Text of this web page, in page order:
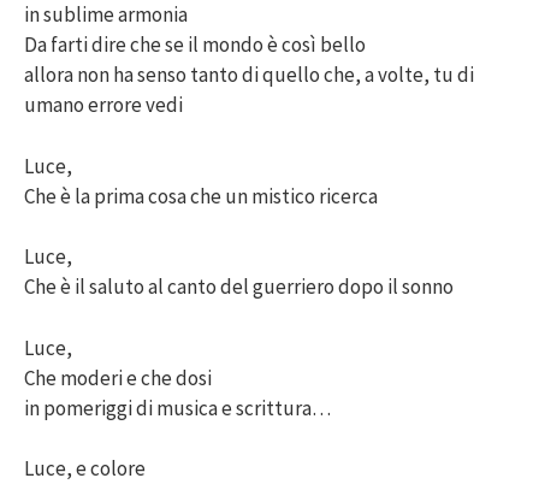
in sublime armonia
Da farti dire che se il mondo è così bello
allora non ha senso tanto di quello che, a volte, tu di
umano errore vedi
Luce,
Che è la prima cosa che un mistico ricerca
Luce,
Che è il saluto al canto del guerriero dopo il sonno
Luce,
Che moderi e che dosi
in pomeriggi di musica e scrittura…
Luce, e colore